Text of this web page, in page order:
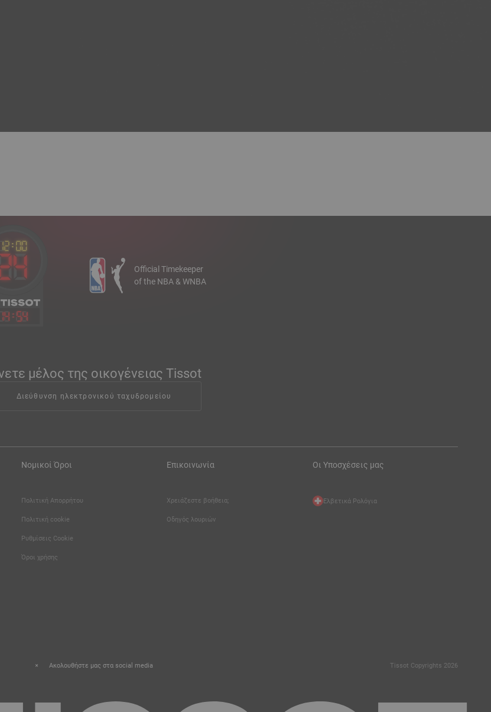
14:54
Official Timekeeper
of the NBA & WNBA
μέλος της οικογένειας Tissot
Διεύθυνση ηλεκτρονικού ταχυδρομείου
Νομικοί Όροι
Πολιτική Απορρήτου
Πολιτική cookie
Ρυθμίσεις Cookie
Όροι χρήσης
Επικοινωνία
Χρειάζεστε βοήθεια;
Οδηγός λουριών
Οι Υποσχέσεις μας
Ελβετικά Ρολόγια
Ακολουθήστε μας στα social media Tissot Copyrights 2026